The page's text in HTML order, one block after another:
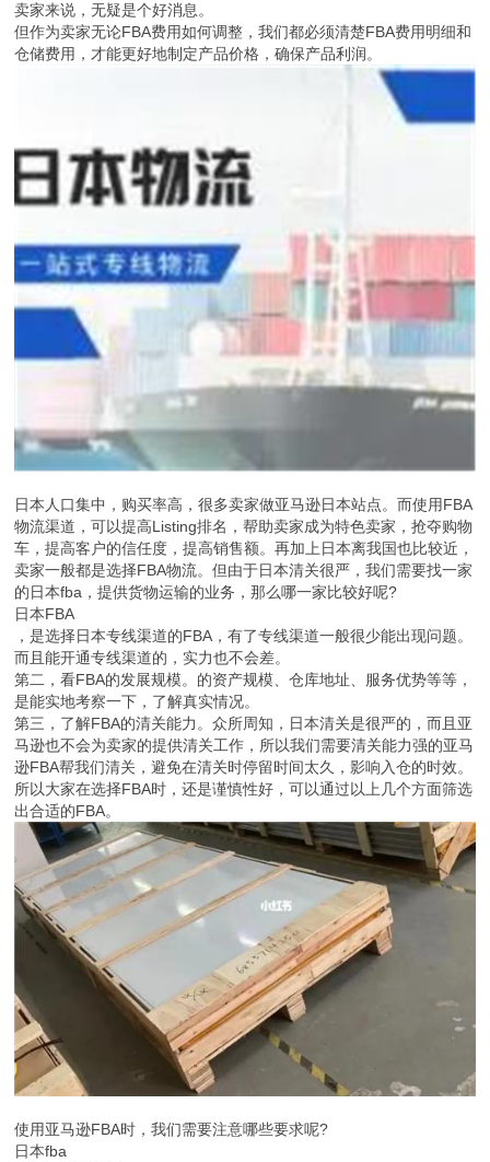
卖家来说，无疑是个好消息。
但作为卖家无论FBA费用如何调整，我们都必须清楚FBA费用明细和
仓储费用，才能更好地制定产品价格，确保产品利润。
日本人口集中，购买率高，很多卖家做亚马逊日本站点。而使用FBA
物流渠道，可以提高Listing排名，帮助卖家成为特色卖家，抢夺购物
车，提高客户的信任度，提高销售额。再加上日本离我国也比较近，
卖家一般都是选择FBA物流。但由于日本清关很严，我们需要找一家
的日本fba，提供货物运输的业务，那么哪一家比较好呢?
日本FBA
，是选择日本专线渠道的FBA，有了专线渠道一般很少能出现问题。
而且能开通专线渠道的，实力也不会差。
第二，看FBA的发展规模。的资产规模、仓库地址、服务优势等等，
是能实地考察一下，了解真实情况。
第三，了解FBA的清关能力。众所周知，日本清关是很严的，而且亚
马逊也不会为卖家的提供清关工作，所以我们需要清关能力强的亚马
逊FBA帮我们清关，避免在清关时停留时间太久，影响入仓的时效。
所以大家在选择FBA时，还是谨慎性好，可以通过以上几个方面筛选
出合适的FBA。
使用亚马逊FBA时，我们需要注意哪些要求呢?
日本fba